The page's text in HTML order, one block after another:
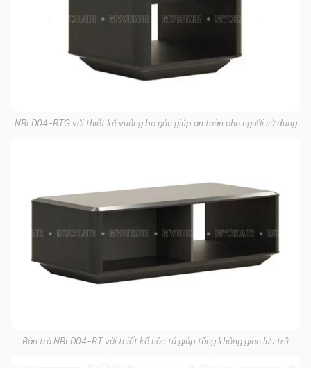
NBLD04-BTG với thiết kế vuông bo góc giúp an toàn cho người sử dụng
Bàn trà NBLD04-BT với thiết kế hộc tủ giúp tăng không gian lưu trữ